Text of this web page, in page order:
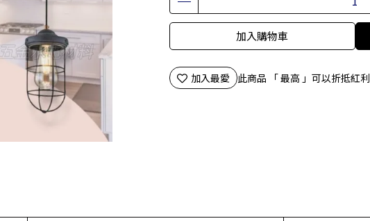
加入購物車
加入最愛 此商品 「 最高 」可以折抵紅利